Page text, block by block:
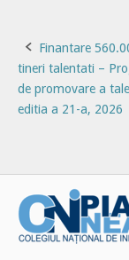
Post
navigation
Finantare
tineri talentati –
de promovare a
editia a 21-a, 2026